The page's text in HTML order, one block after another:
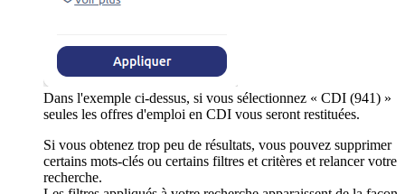
Dans l'exemple ci-dessus, si vous sélectionnez « CDI (941) »
seules les offres d'emploi en CDI vous seront restituées.
Si vous obtenez trop peu de résultats, vous pouvez supprimer
certains mots-clés ou certains filtres et critères et relancer votre
recherche.